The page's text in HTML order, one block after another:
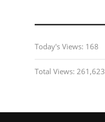
Today's Views: 168
Total Views: 261,623